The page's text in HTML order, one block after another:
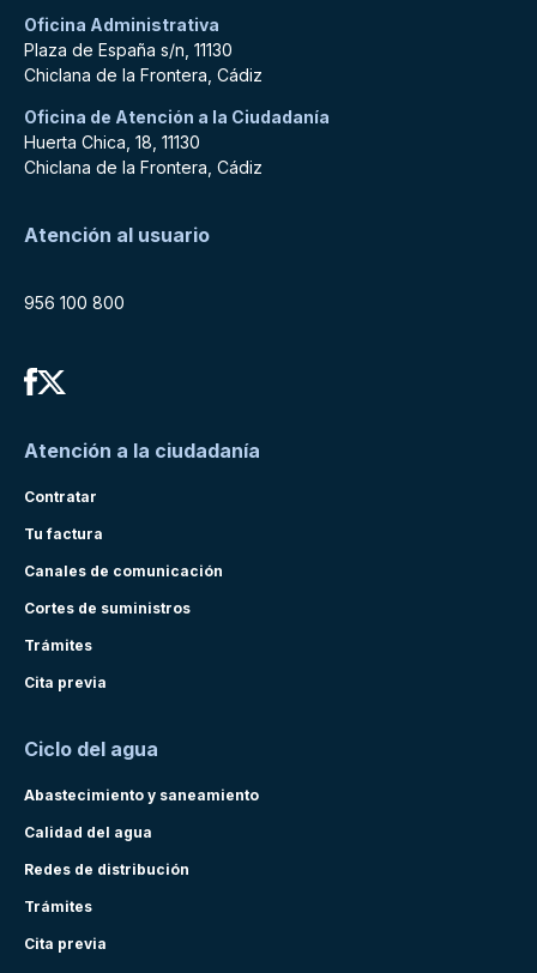
Oficina Administrativa
Plaza de España s/n, 11130
Chiclana de la Frontera, Cádiz
Oficina de Atención a la Ciudadanía
Huerta Chica, 18, 11130
Chiclana de la Frontera, Cádiz
Atención al usuario
956 100 800
Atención a la ciudadanía
Contratar
Tu factura
Canales de comunicación
Cortes de suministros
Trámites
Cita previa
Ciclo del agua
Abastecimiento y saneamiento
Calidad del agua
Redes de distribución
Trámites
Cita previa